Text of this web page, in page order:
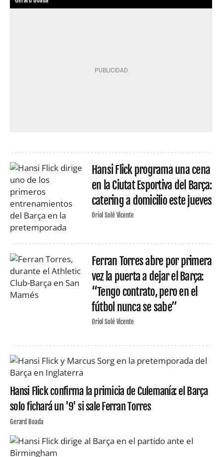
Hansi Flick programa una cena
en la Ciutat Esportiva del Barça:
catering a domicilio este jueves
Oriol Solé Vicente
Ferran Torres abre por primera
vez la puerta a dejar el Barça:
“Tengo contrato, pero en el
fútbol nunca se sabe”
Oriol Solé Vicente
Hansi Flick confirma la primicia de Culemanía: el Barça
solo fichará un '9' si sale Ferran Torres
Gerard Boada